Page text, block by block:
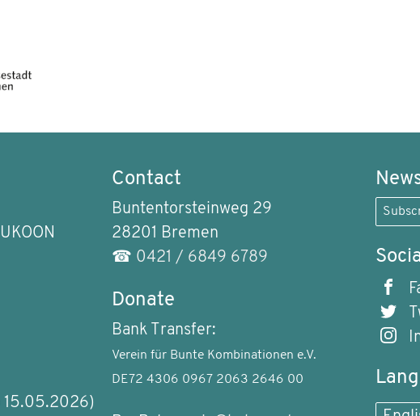
15.05.2026)
Contact
Buntentorsteinweg 29
28201 Bremen
☎ 0421 / 6849 6789
Donate
Bank Transfer:
Verein für Bunte Kombinationen e.V.
DE72 4306 0967 2063 2646 00